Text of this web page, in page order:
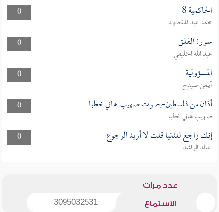
0
الحاكمية 8
محمد عبد المقصود
0
سورة الفلق
عبد الله الخليفي
0
المسؤولية
أيمن صيدح
0
أذان من فلسطين-بصوت صهيب هاني خطبا
صهيب هاني خطبا
0
إنك راجع للدنيا قلت لا أريد الرجوع
خالد الراشد
عدد مرات
الاستماع 3095032531